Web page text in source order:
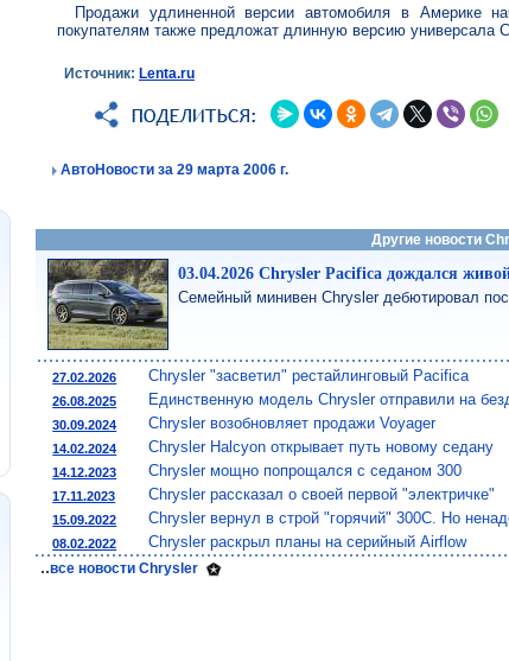
Продажи удлиненной версии автомобиля в Америке
покупателям также предложат длинную версию универсала
Источник:Lenta.ru
АвтоНовости за 29 марта 2006 г.
Другие новости
03.04.2026 Chrysler Pacifica дождался
Семейный минивен Chrysler дебютировал
27.02.2026 Chrysler "засветил" рестайлинговый Pacifica
26.08.2025 Единственную модель Chrysler отправили на
30.09.2024 Chrysler возобновляет продажи Voyager
14.02.2024 Chrysler Halcyon открывает путь новому седану
14.12.2023 Chrysler мощно попрощался с седаном 300
17.11.2023 Chrysler рассказал о своей первой "электричке"
15.09.2022 Chrysler вернул в строй "горячий" 300C. Но
08.02.2022 Chrysler раскрыл планы на серийный Airflow
..все новости Chrysler